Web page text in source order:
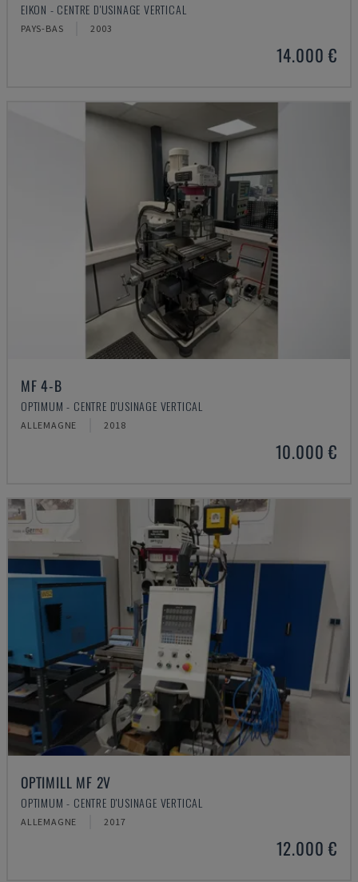
EIKON - CENTRE D'USINAGE VERTICAL
PAYS-BAS 2003
14.000 €
MF 4-B
OPTIMUM - CENTRE D'USINAGE VERTICAL
ALLEMAGNE 2018
10.000 €
OPTIMILL MF 2V
OPTIMUM - CENTRE D'USINAGE VERTICAL
ALLEMAGNE 2017
12.000 €